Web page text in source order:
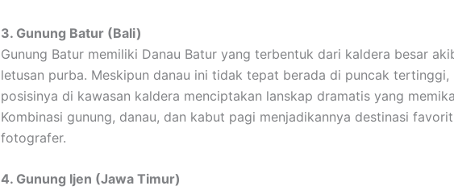
3. Gunung Batur (Bali)
Gunung Batur memiliki Danau Batur yang terbentuk dari kaldera besar
letusan purba. Meskipun danau ini tidak tepat berada di puncak tertinggi,
posisinya di kawasan kaldera menciptakan lanskap dramatis yang
Kombinasi gunung, danau, dan kabut pagi menjadikannya destinasi favorit
fotografer.
4. Gunung Ijen (Jawa Timur)